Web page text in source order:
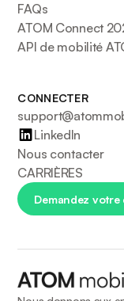
FAQs
ATOM Connect
API de mobilité
CONNECTER
LinkedIn
Nous contacter
CARRIÈRES
Demandez votre